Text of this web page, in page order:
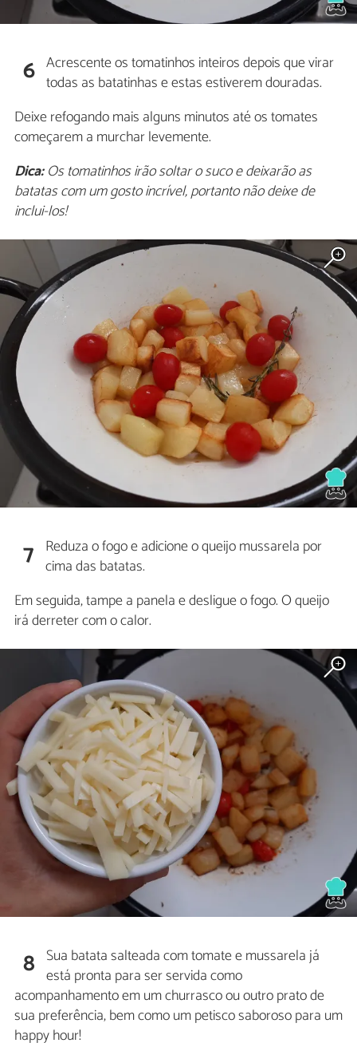
6 Acrescente os tomatinhos inteiros depois que virar
todas as batatinhas e estas estiverem douradas.
Deixe refogando mais alguns minutos até os tomates
começarem a murchar levemente.
Dica:Os tomatinhos irão soltar o suco e deixarão as
batatas com um gosto incrível, portanto não deixe de
inclui-los!
7 Reduza o fogo e adicione o queijo mussarela por
cima das batatas.
Em seguida, tampe a panela e desligue o fogo. O queijo
irá derreter com o calor.
8 Sua batata salteada com tomate e mussarela já
está pronta para ser servida como
acompanhamento em um churrasco ou outro prato de
sua preferência, bem como um petisco saboroso para um
happy hour!